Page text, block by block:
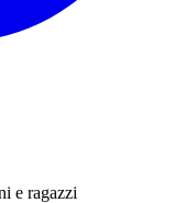
e ragazzi